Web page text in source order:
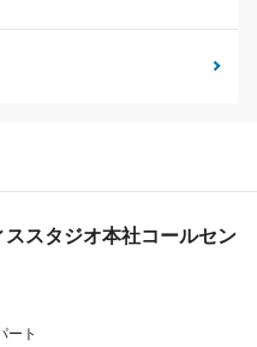
ススタジオ本社コールセン
ート